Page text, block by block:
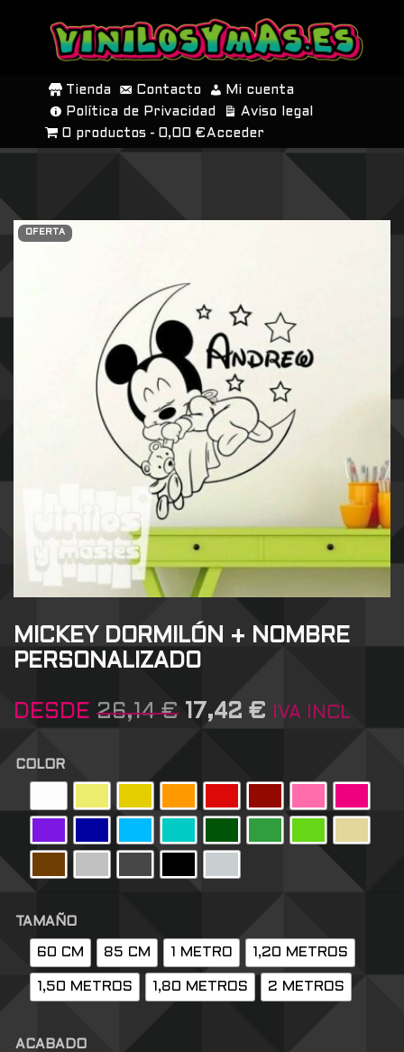
SALTAR
CONTENIDO
Tienda Contacto
Mi cuenta
Política de Privacidad
Aviso legal
0 productos
0,00 € Acceder
OFERTA
MICKEY DORMILÓN + NOMBRE
PERSONALIZADO
DESDE 26,14€ 17,42 € IVA INCL
COLOR
TAMAÑO
60 CM 85 CM 1 METRO 1,20 METROS
1,50 METROS 1,80 METROS 2 METROS
ACABADO